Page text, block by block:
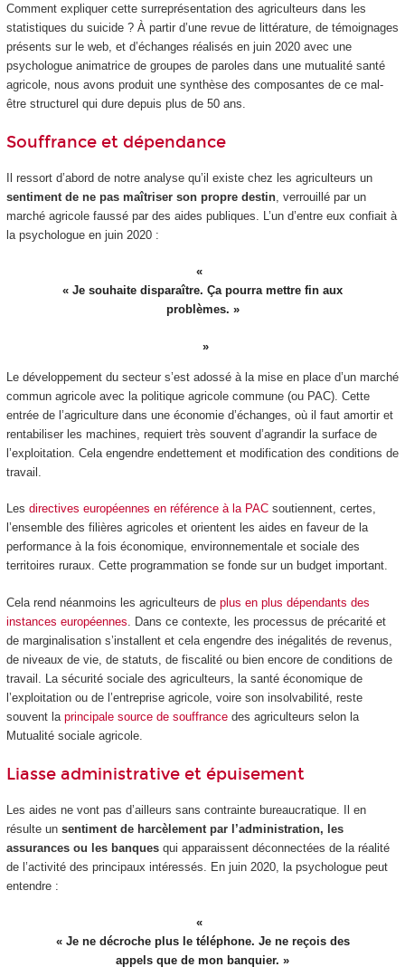
Comment expliquer cette surreprésentation des agriculteurs dans les
statistiques du suicide ? À partir d’une revue de littérature, de témoignages
présents sur le web, et d’échanges réalisés en juin 2020 avec une
psychologue animatrice de groupes de paroles dans une mutualité santé
agricole, nous avons produit une synthèse des composantes de ce mal-
être structurel qui dure depuis plus de 50 ans.
Souffrance et dépendance
Il ressort d’abord de notre analyse qu’il existe chez les agriculteurs un
sentiment de ne pas maîtriser son propre destin, verrouillé par un
marché agricole faussé par des aides publiques. L’un d’entre eux confiait à
la psychologue en juin 2020 :
« Je souhaite disparaître. Ça pourra mettre fin aux
problèmes. »
Le développement du secteur s’est adossé à la mise en place d’un marché
commun agricole avec la politique agricole commune (ou PAC). Cette
entrée de l’agriculture dans une économie d’échanges, où il faut amortir et
rentabiliser les machines, requiert très souvent d’agrandir la surface de
l’exploitation. Cela engendre endettement et modification des conditions de
travail.
Les directives européennes en référence à la PACsoutiennent, certes,
l’ensemble des filières agricoles et orientent les aides en faveur de la
performance à la fois économique, environnementale et sociale des
territoires ruraux. Cette programmation se fonde sur un budget important.
Cela rend néanmoins les agriculteurs de plus en plus dépendants des
instances européennes . Dans ce contexte, les processus de précarité et
de marginalisation s’installent et cela engendre des inégalités de revenus,
de niveaux de vie, de statuts, de fiscalité ou bien encore de conditions de
travail. La sécurité sociale des agriculteurs, la santé économique de
l’exploitation ou de l’entreprise agricole, voire son insolvabilité, reste
souvent la principale source de souffrancedes agriculteurs selon la
Mutualité sociale agricole.
Liasse administrative et épuisement
Les aides ne vont pas d’ailleurs sans contrainte bureaucratique. Il en
résulte un sentiment de harcèlement par l’administration, les
assurances ou les banquesqui apparaissent déconnectées de la réalité
de l’activité des principaux intéressés. En juin 2020, la psychologue peut
entendre :
« Je ne décroche plus le téléphone. Je ne reçois des
appels que de mon banquier. »